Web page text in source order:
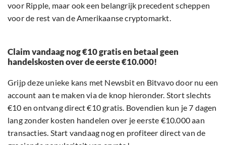
voor Ripple, maar ook een belangrijk precedent scheppen
voor de rest van de Amerikaanse cryptomarkt.
Claim vandaag nog €10 gratis en betaal geen
handelskosten over de eerste €10.000!
Grijp deze unieke kans met Newsbit en Bitvavo door nu een
account aan te maken via de knop hieronder. Stort slechts
€10 en ontvang direct €10 gratis. Bovendien kun je 7 dagen
lang zonder kosten handelen over je eerste €10.000 aan
transacties. Start vandaag nog en profiteer direct van de